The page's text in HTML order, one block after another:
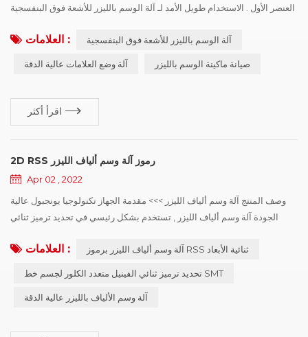
العنصر الأول . الاستخدام طويل الأمد لـ آلة الوسم بالليزر للأشعة فوق البنفسجية
والتفتيش لضمان دقة الوسم لآلة الوسم وإطالة عمر خدمة الجهاز . آلة الوسم
بالليزر للأشعة فوق البنفسجية في عملية الاستخدام تحتاج إلى فحص وتنظيف
العلامات : آلة الوسم بالليزر للأشعة فوق البنفسجية
آلة وضع العلامات عالية الدقة صيانة ماكينة الوسم بالليزر
اقرأ أكثر
2D RSS رموز آلة وسم ألياف الليزر
Apr 02 , 2022
وصف المنتج آلة وسم ألياف الليزر >>> مقدمة الجهاز تكنولوجيا يونجبول عالية
الجودة آلة وسم ألياف الليزر , تستخدم بشكل رئيسي في تحديد ترميز ثنائي
اتصال. , الحد الأدنى لقطر نقطة الليزر 15 ميكرومتر , يمكن أن يحل الهاتف
العلامات : آلة وسم ألياف الليزر برموز RSS ثنائية الأبعاد
تحديد ترميز ثنائي الفينيل متعدد الكلور لجسم خط SMT
آلة وسم الألياف بالليزر عالية الدقة